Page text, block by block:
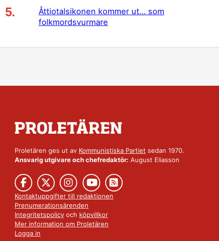
Åttiotalsikonen kommer ut… som
folkmordsvurmare
Proletären ges ut av Kommunistiska Partiet sedan 1970.
Ansvarig utgivare och chefredaktör: August Eliasson
Kontaktuppgifter till redaktionen
Prenumerationsärenden
Integritetspolicy och köpvillkor
Mer information om Proletären
Logga in